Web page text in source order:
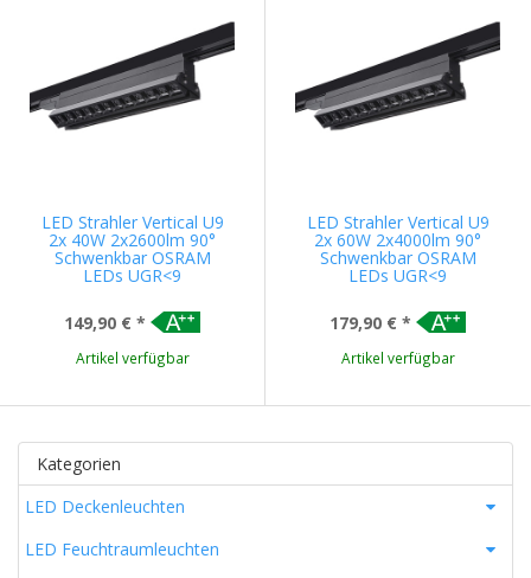
LED Strahler Vertical U9
2x 40W 2x2600lm 90°
Schwenkbar OSRAM
LEDs UGR<9
149,90 € *
Artikel verfügbar
LED Strahler Vertical U9
2x 60W 2x4000lm 90°
Schwenkbar OSRAM
LEDs UGR<9
179,90 € *
Artikel verfügbar
Kategorien
LED Deckenleuchten
LED Feuchtraumleuchten